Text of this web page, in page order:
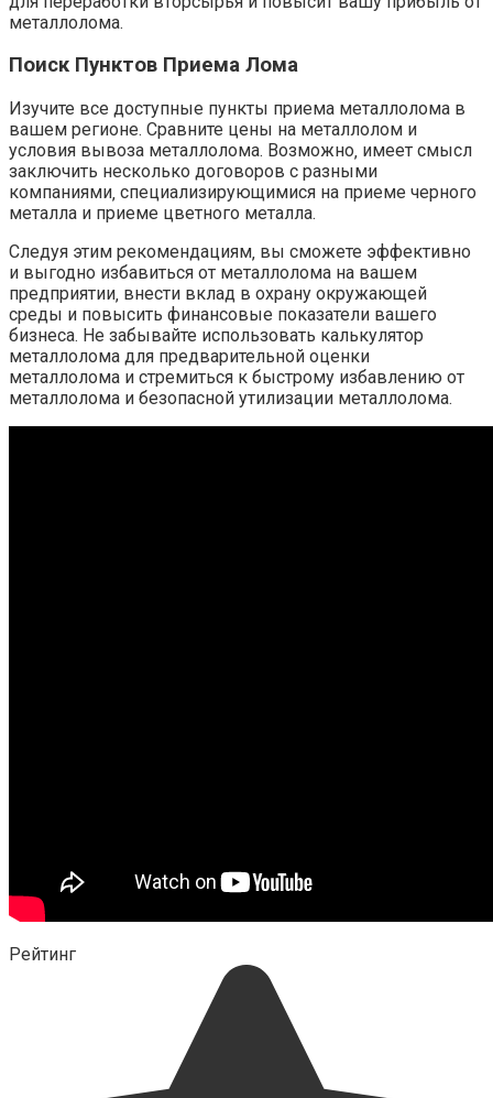
металлолома.
Поиск Пунктов Приема Лома
Изучите все доступные пункты приема металлолома в
вашем регионе. Сравните цены на металлолом и
условия вывоза металлолома. Возможно‚ имеет смысл
заключить несколько договоров с разными
компаниями‚ специализирующимися на приеме черного
металла и приеме цветного металла.
Следуя этим рекомендациям‚ вы сможете эффективно
и выгодно избавиться от металлолома на вашем
предприятии‚ внести вклад в охрану окружающей
среды и повысить финансовые показатели вашего
бизнеса. Не забывайте использовать калькулятор
металлолома для предварительной оценки
металлолома и стремиться к быстрому избавлению от
металлолома и безопасной утилизации металлолома.
Рейтинг